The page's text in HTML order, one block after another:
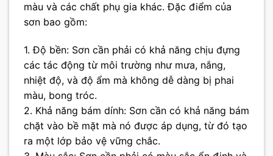
màu và các chất phụ gia khác. Đặc điểm của
sơn bao gồm:
1. Độ bền: Sơn cần phải có khả năng chịu đựng
các tác động từ môi trường như mưa, nắng,
nhiệt độ, và độ ẩm mà không dễ dàng bị phai
màu, bong tróc.
2. Khả năng bám dính: Sơn cần có khả năng bám
chặt vào bề mặt mà nó được áp dụng, từ đó tạo
ra một lớp bảo vệ vững chắc.